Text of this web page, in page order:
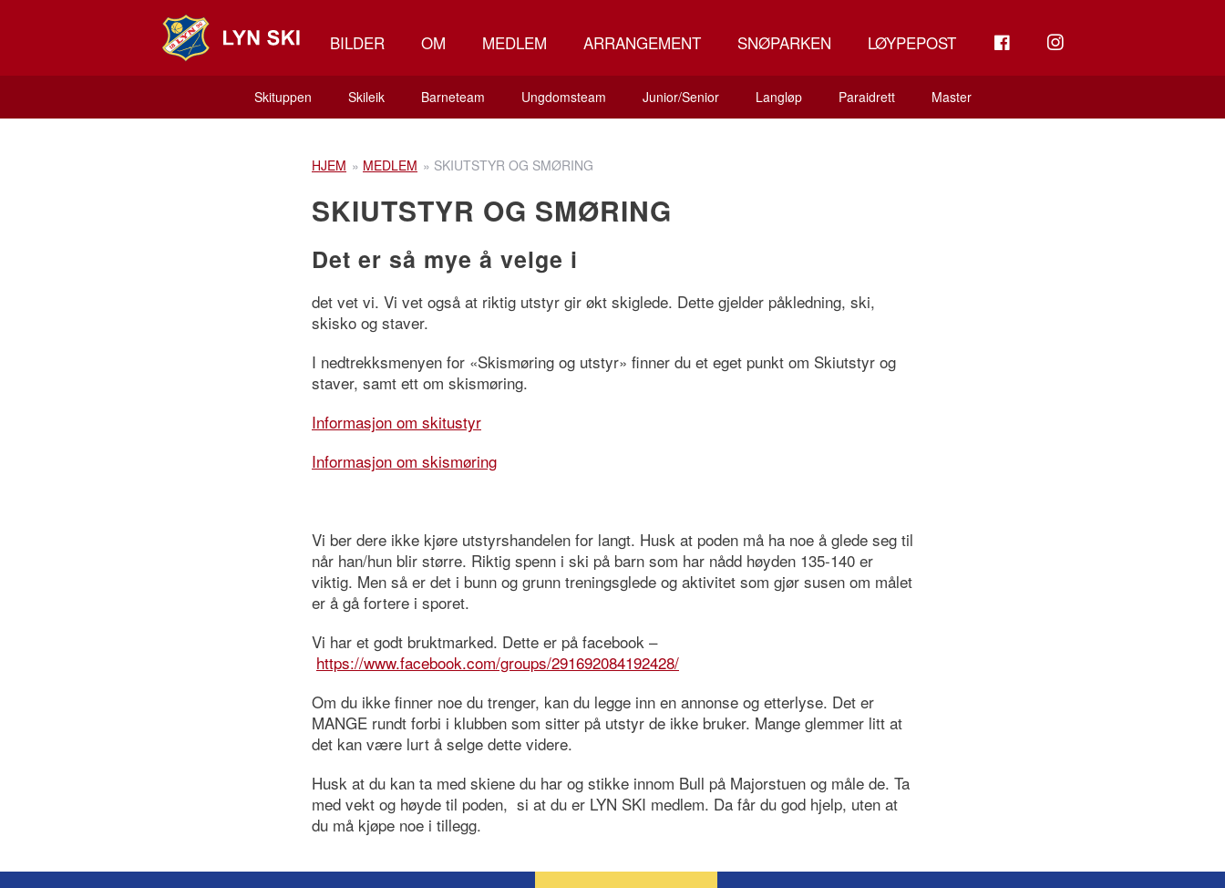
BILDER OM MEDLEM ARRANGEMENT SNØPARKEN LØYPEPOST INSTAGRAM
Skituppen Skileik Barneteam Ungdomsteam Junior/Senior Langløp Paraidrett Master
HJEM » MEDLEM » SKIUTSTYR OG SMØRING
SKIUTSTYR OG SMØRING
Det er så mye å velge i
det vet vi. Vi vet også at riktig utstyr gir økt skiglede. Dette gjelder påkledning, ski,
skisko og staver.
I nedtrekksmenyen for «Skismøring og utstyr» finner du et eget punkt om Skiutstyr og
staver, samt ett om skismøring.
Informasjon om skitustyr
Informasjon om skismøring
Vi ber dere ikke kjøre utstyrshandelen for langt. Husk at poden må ha noe å glede seg til
når han/hun blir større. Riktig spenn i ski på barn som har nådd høyden 135-140 er
viktig. Men så er det i bunn og grunn treningsglede og aktivitet som gjør susen om målet
er å gå fortere i sporet.
Vi har et godt bruktmarked. Dette er på facebook –
https://www.facebook.com/groups/291692084192428/
Om du ikke finner noe du trenger, kan du legge inn en annonse og etterlyse. Det er
MANGE rundt forbi i klubben som sitter på utstyr de ikke bruker. Mange glemmer litt at
det kan være lurt å selge dette videre.
Husk at du kan ta med skiene du har og stikke innom Bull på Majorstuen og måle de. Ta
med vekt og høyde til poden, si at du er LYN SKI medlem. Da får du god hjelp, uten at
du må kjøpe noe i tillegg.